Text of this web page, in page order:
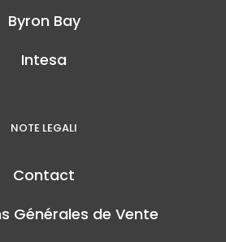
Byron Bay
Intesa
NOTE LEGALI
Contact
Générales de Vente